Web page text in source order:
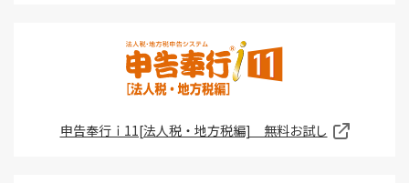
申告奉行ｉ11[法人税・地方税編] 無料お試し